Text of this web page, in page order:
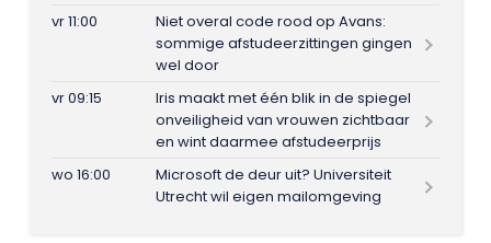
vr 11:00
Niet overal code rood op Avans:
sommige afstudeerzittingen gingen
wel door
vr 09:15
Iris maakt met één blik in de spiegel
onveiligheid van vrouwen zichtbaar
en wint daarmee afstudeerprijs
wo 16:00
Microsoft de deur uit? Universiteit
Utrecht wil eigen mailomgeving